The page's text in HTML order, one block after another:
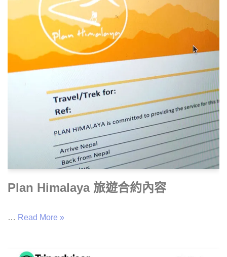
Plan Himalaya 旅遊合約內容
… Read More »